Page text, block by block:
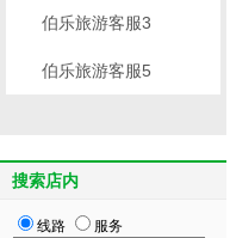
伯乐旅游客服3
伯乐旅游客服5
搜索店内
线路 服务